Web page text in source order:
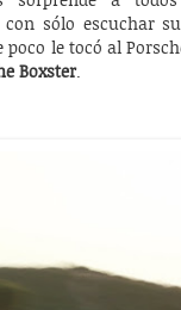
sólo escuchar
le tocó al
Boxster.